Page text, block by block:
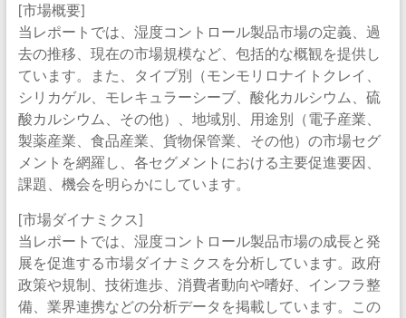
[市場概要]
当レポートでは、湿度コントロール製品市場の定義、過
去の推移、現在の市場規模など、包括的な概観を提供し
ています。また、タイプ別（モンモリロナイトクレイ、
シリカゲル、モレキュラーシーブ、酸化カルシウム、硫
酸カルシウム、その他）、地域別、用途別（電子産業、
製薬産業、食品産業、貨物保管業、その他）の市場セグ
メントを網羅し、各セグメントにおける主要促進要因、
課題、機会を明らかにしています。
[市場ダイナミクス]
当レポートでは、湿度コントロール製品市場の成長と発
展を促進する市場ダイナミクスを分析しています。政府
政策や規制、技術進歩、消費者動向や嗜好、インフラ整
備、業界連携などの分析データを掲載しています。この